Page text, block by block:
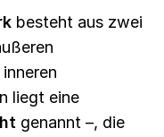
besteht aus zwei
liegt eine
genannt –, die